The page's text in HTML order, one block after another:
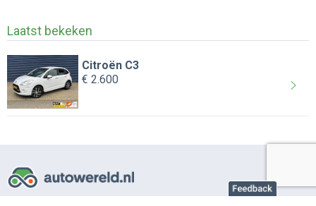
Laatst bekeken
Citroën C3
€ 2.600